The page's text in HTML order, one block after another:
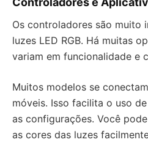
Os controladores são muito
luzes LED RGB. Há muitas
variam em funcionalidade e
Muitos modelos se
móveis. Isso facilita o uso
as configurações. Você
as cores das luzes